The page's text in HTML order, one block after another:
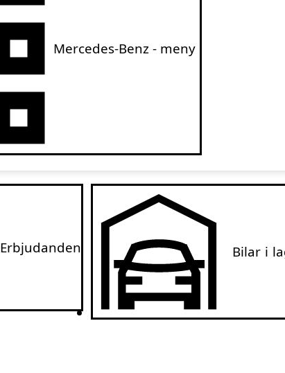
Mercedes-Benz - meny
Erbjudanden Bilar i